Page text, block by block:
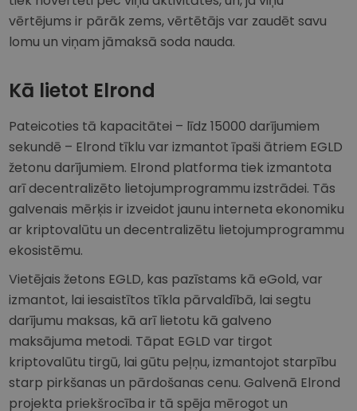
vērtējums ir pārāk zems, vērtētājs var zaudēt savu
lomu un viņam jāmaksā soda nauda.
Kā lietot Elrond
Pateicoties tā kapacitātei – līdz 15000 darījumiem
sekundē – Elrond tīklu var izmantot īpaši ātriem EGLD
žetonu darījumiem. Elrond platforma tiek izmantota
arī decentralizēto lietojumprogrammu izstrādei. Tās
galvenais mērķis ir izveidot jaunu interneta ekonomiku
ar kriptovalūtu un decentralizētu lietojumprogrammu
ekosistēmu.
Vietējais žetons EGLD, kas pazīstams kā eGold, var
izmantot, lai iesaistītos tīkla pārvaldībā, lai segtu
darījumu maksas, kā arī lietotu kā galveno
maksājuma metodi. Tāpat EGLD var tirgot
kriptovalūtu tirgū, lai gūtu peļņu, izmantojot starpību
starp pirkšanas un pārdošanas cenu. Galvenā Elrond
projekta priekšrocība ir tā spēja mērogot un